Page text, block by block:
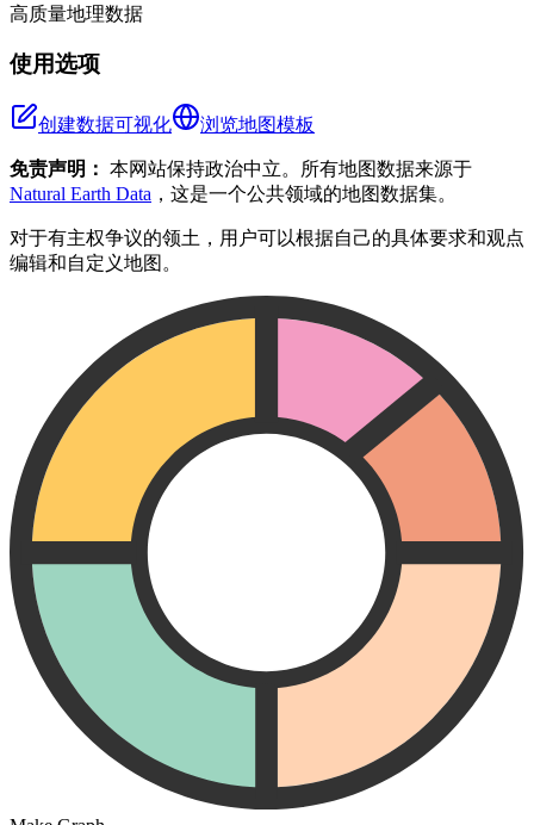
高质量地理数据
使用选项
创建数据可视化 浏览地图模板
免责声明： 本网站保持政治中立。所有地图数据来源于
Natural Earth Data ，这是一个公共领域的地图数据集。
对于有主权争议的领土，用户可以根据自己的具体要求和观点
编辑和自定义地图。